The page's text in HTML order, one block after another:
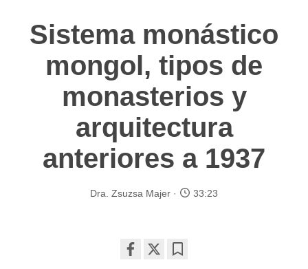
Sistema monástico
mongol, tipos de
monasterios y
arquitectura
anteriores a 1937
Dra. Zsuzsa Majer 33:23